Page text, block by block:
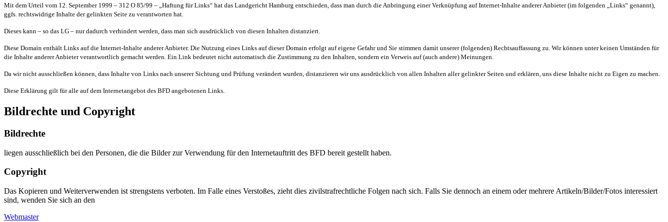
Mit dem Urteil vom 12. September 1999 – 312 O 85/99 – „Haftung für Links“ hat das Landgericht Hamburg entschieden, dass man durch die Anbringung einer Verknüpfung auf Internet-Inhalte anderer Anbieter (im folgenden „Links“ genannt),
ggfs. rechtswidrige Inhalte der gelinkten Seite zu verantworten hat.
Dieses kann – so das LG – nur dadurch verhindert werden, dass man sich ausdrücklich von diesen Inhalten distanziert.
Diese Domain enthält Links auf die Internet-Inhalte anderer Anbieter. Die Nutzung eines Links auf dieser Domain erfolgt auf eigene Gefahr und Sie stimmen damit unserer (folgenden) Rechtsauffassung zu. Wir können unter keinen Umständen für
die Inhalte anderer Anbieter verantwortlich gemacht werden. Ein Link bedeutet nicht automatisch die Zustimmung zu den Inhalten, sondern ein Verweis auf (auch andere) Meinungen.
Da wir nicht ausschließen können, dass Inhalte von Links nach unserer Sichtung und Prüfung verändert wurden, distanzieren wir uns ausdrücklich von allen Inhalten aller gelinkter Seiten und erklären, uns diese Inhalte nicht zu Eigen zu machen.
Diese Erklärung gilt für alle auf dem Internetangebot des BFD angebotenen Links.
Bildrechte und Copyright
Bildrechte
liegen ausschließlich bei den Personen, die die Bilder zur Verwendung für den Internetauftritt des BFD bereit gestellt haben.
Copyright
Das Kopieren und Weiterverwenden ist strengstens verboten. Im Falle eines Verstoßes, zieht dies zivilstrafrechtliche Folgen nach sich. Falls Sie dennoch an einem oder mehrere Artikeln/Bilder/Fotos interessiert
sind, wenden Sie sich an den
Webmaster